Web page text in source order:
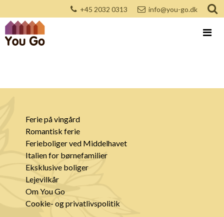
+45 2032 0313 info@you-go.dk
Ferie på vingård
Romantisk ferie
Ferieboliger ved Middelhavet
Italien for børnefamilier
Eksklusive boliger
Lejevilkår
Om You Go
Cookie- og privatlivspolitik